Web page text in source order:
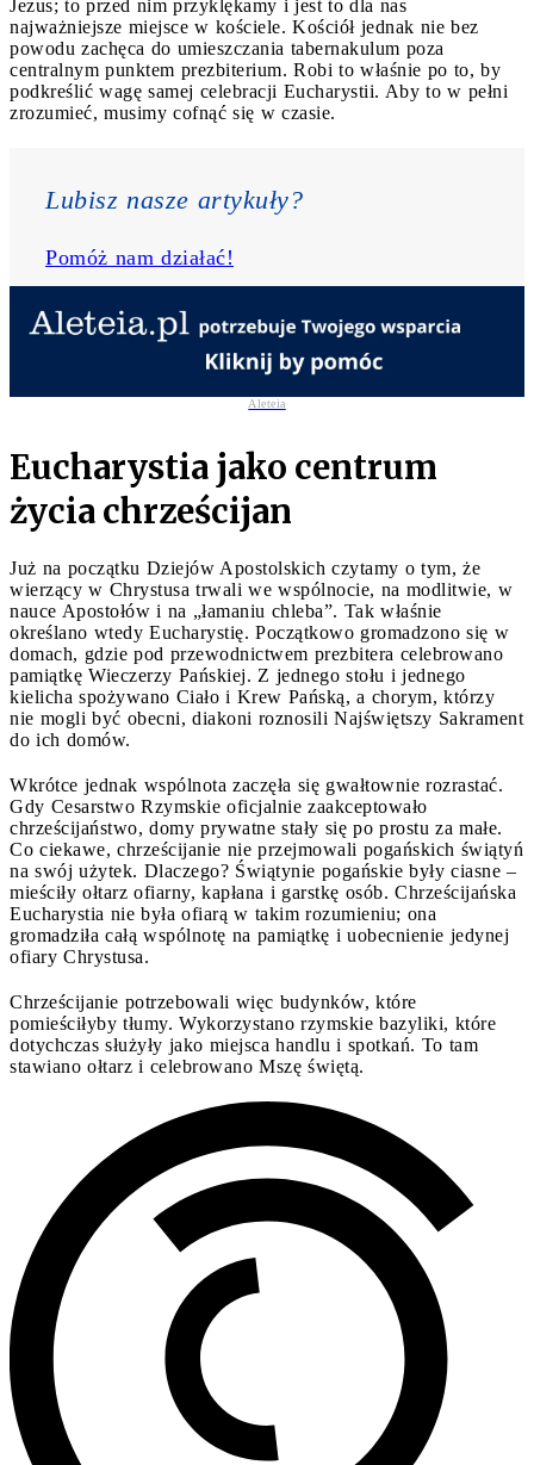
Jezus; to przed nim przyklękamy i jest to dla nas
najważniejsze miejsce w kościele. Kościół jednak nie bez
powodu zachęca do umieszczania tabernakulum poza
centralnym punktem prezbiterium. Robi to właśnie po to, by
podkreślić wagę samej celebracji Eucharystii. Aby to w pełni
zrozumieć, musimy cofnąć się w czasie.
Lubisz nasze artykuły?
Pomóż nam działać!
Aleteia
Eucharystia jako centrum
życia chrześcijan
Już na początku Dziejów Apostolskich czytamy o tym, że
wierzący w Chrystusa trwali we wspólnocie, na modlitwie, w
nauce Apostołów i na „łamaniu chleba”. Tak właśnie
określano wtedy Eucharystię. Początkowo gromadzono się w
domach, gdzie pod przewodnictwem prezbitera celebrowano
pamiątkę Wieczerzy Pańskiej. Z jednego stołu i jednego
kielicha spożywano Ciało i Krew Pańską, a chorym, którzy
nie mogli być obecni, diakoni roznosili Najświętszy Sakrament
do ich domów.
Wkrótce jednak wspólnota zaczęła się gwałtownie rozrastać.
Gdy Cesarstwo Rzymskie oficjalnie zaakceptowało
chrześcijaństwo, domy prywatne stały się po prostu za małe.
Co ciekawe, chrześcijanie nie przejmowali pogańskich świątyń
na swój użytek. Dlaczego? Świątynie pogańskie były ciasne –
mieściły ołtarz ofiarny, kapłana i garstkę osób. Chrześcijańska
Eucharystia nie była ofiarą w takim rozumieniu; ona
gromadziła całą wspólnotę na pamiątkę i uobecnienie jedynej
ofiary Chrystusa.
Chrześcijanie potrzebowali więc budynków, które
pomieściłyby tłumy. Wykorzystano rzymskie bazyliki, które
dotychczas służyły jako miejsca handlu i spotkań. To tam
stawiano ołtarz i celebrowano Mszę świętą.